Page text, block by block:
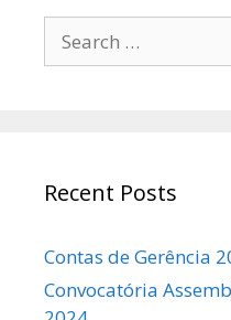
Search
for:
Recent Posts
Contas de Gerência
Convocatória